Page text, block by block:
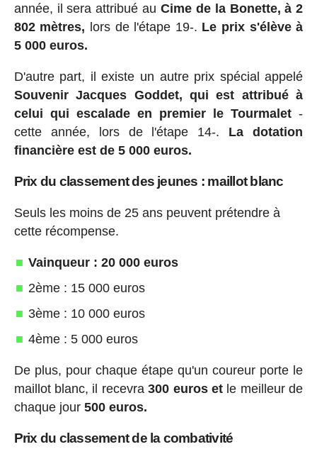
année, il sera attribué au Cime de la Bonette, à 2
802 mètres, lors de l'étape 19-. Le prix s'élève à
5 000 euros.
D'autre part, il existe un autre prix spécial appelé
Souvenir Jacques Goddet, qui est attribué à
celui qui escalade en premier le Tourmalet -
cette année, lors de l'étape 14-. La dotation
financière est de 5 000 euros.
Prix du classement des jeunes : maillot blanc
Seuls les moins de 25 ans peuvent prétendre à
cette récompense.
Vainqueur : 20 000 euros
2ème : 15 000 euros
3ème : 10 000 euros
4ème : 5 000 euros
De plus, pour chaque étape qu'un coureur porte le
maillot blanc, il recevra300 euros et le meilleur de
chaque jour500 euros.
Prix du classement de la combativité